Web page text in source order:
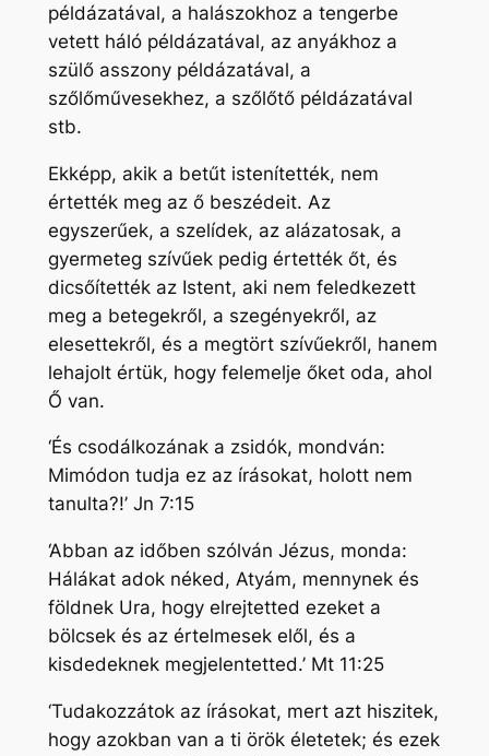
példázatával, a halászokhoz a tengerbe
vetett háló példázatával, az anyákhoz a
szülő asszony példázatával, a
szőlőművesekhez, a szőlőtő példázatával
stb.
Ekképp, akik a betűt istenítették, nem
értették meg az ő beszédeit. Az
egyszerűek, a szelídek, az alázatosak, a
gyermeteg szívűek pedig értették őt, és
dicsőítették az Istent, aki nem feledkezett
meg a betegekről, a szegényekről, az
elesettekről, és a megtört szívűekről, hanem
lehajolt értük, hogy felemelje őket oda, ahol
Ő van.
‘És csodálkozának a zsidók, mondván:
Mimódon tudja ez az írásokat, holott nem
tanulta?!’ Jn 7:15
‘Abban az időben szólván Jézus, monda:
Hálákat adok néked, Atyám, mennynek és
földnek Ura, hogy elrejtetted ezeket a
bölcsek és az értelmesek elől, és a
kisdedeknek megjelentetted.’ Mt 11:25
‘Tudakozzátok az írásokat, mert azt hiszitek,
hogy azokban van a ti örök életetek; és ezek